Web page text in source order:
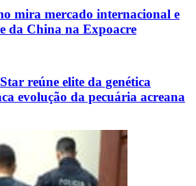
mira mercado internacional e
da China na Expoacre
reúne elite da genética
evolução da pecuária acreana